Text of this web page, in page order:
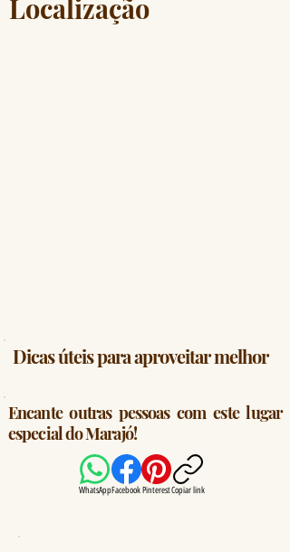
Localização
Dicas úteis para aproveitar melhor
Encante outras pessoas com este lugar
especial do Marajó!
WhatsAppFacebookPinterestCopiar link